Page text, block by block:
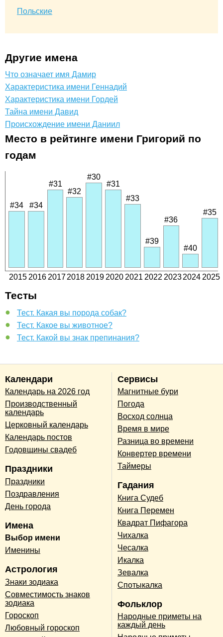
Польские
Другие имена
Что означает имя Дамир
Характеристика имени Геннадий
Характеристика имени Гордей
Тайна имени Давид
Происхождение имени Даниил
Место в рейтинге имени Григорий по
годам
#34
2015
#34
2016
#31
2017
#32
2018
#30
2019
#31
2020
#33
2021
#39
2022
#36
2023
#40
2024
#35
2025
Тесты
Тест. Какая вы порода собак?
Тест. Какое вы животное?
Тест. Какой вы знак препинания?
Календари
Календарь на 2026 год
Производственный
календарь
Церковный календарь
Календарь постов
Годовщины свадеб
Праздники
Праздники
Поздравления
День города
Имена
Выбор имени
Именины
Астрология
Знаки зодиака
Совместимость знаков
зодиака
Гороскоп
Любовный гороскоп
Сервисы
Магнитные бури
Погода
Восход солнца
Время в мире
Разница во времени
Конвертер времени
Таймеры
Гадания
Книга Судеб
Книга Перемен
Квадрат Пифагора
Чихалка
Чесалка
Икалка
Зевалка
Спотыкалка
Фольклор
Народные приметы на
каждый день